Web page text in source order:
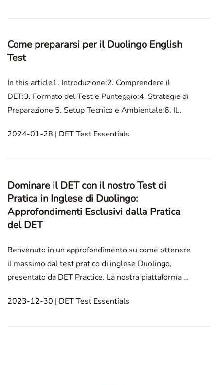
Come prepararsi per il Duolingo English
Test
In this article1. Introduzione:2. Comprendere il
DET:3. Formato del Test e Punteggio:4. Strategie di
Preparazione:5. Setup Tecnico e Ambientale:6. Il
Intraprendere il viaggio per eccellere nel Duolingo
2024-01-28 | DET Test Essentials
Dominare il DET con il nostro Test di
Pratica in Inglese di Duolingo:
Approfondimenti Esclusivi dalla Pratica
del DET
Benvenuto in un approfondimento su come ottenere
il massimo dal test pratico di inglese Duolingo,
presentato da DET Practice. La nostra piattaforma è
esteso e risorse innovative per coloro che si
2023-12-30 | DET Test Essentials